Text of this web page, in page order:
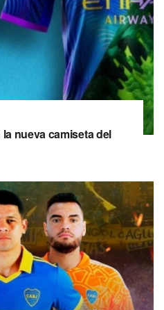
nueva camiseta del